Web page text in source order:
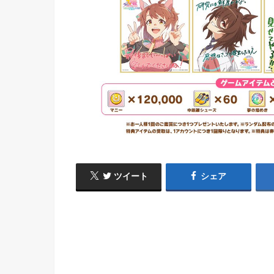
ツイート シェア